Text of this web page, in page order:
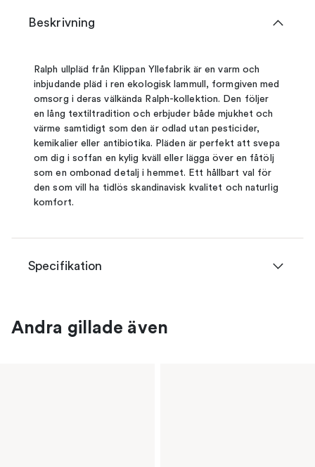
Beskrivning
Ralph ullpläd från Klippan Yllefabrik är en varm och
inbjudande pläd i ren ekologisk lammull, formgiven med
omsorg i deras välkända Ralph-kollektion. Den följer
en lång textiltradition och erbjuder både mjukhet och
värme samtidigt som den är odlad utan pesticider,
kemikalier eller antibiotika. Pläden är perfekt att svepa
om dig i soffan en kylig kväll eller lägga över en fåtölj
som en ombonad detalj i hemmet. Ett hållbart val för
den som vill ha tidlös skandinavisk kvalitet och naturlig
komfort.
Specifikation
Andra gillade även